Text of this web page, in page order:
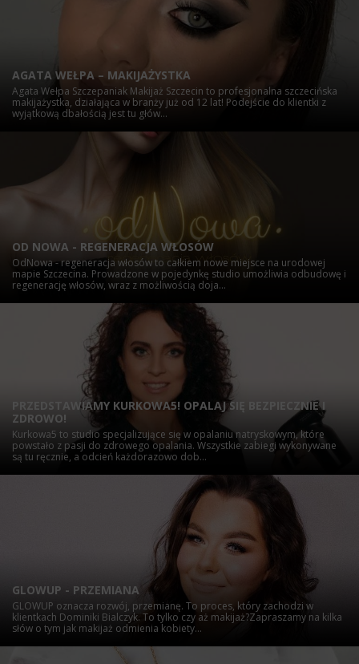
AGATA WEŁPA – MAKIJAŻYSTKA
Agata Wełpa Szczepaniak Makijaż Szczecin to profesjonalna szczecińska
makijażystka, działająca w branży już od 12 lat! Podejście do klientki z
wyjątkową dbałością jest tu głów...
OD NOWA - REGENERACJA WŁOSÓW
OdNowa - regeneracja włosów to całkiem nowe miejsce na urodowej
mapie Szczecina. Prowadzone w pojedynkę studio umożliwia odbudowę i
regenerację włosów, wraz z możliwością doja...
PRZEDSTAWIAMY KURKOWA5! OPALAJ SIĘ BEZPIECZNIE I
ZDROWO!
Kurkowa5 to studio specjalizujące się w opalaniu natryskowym, które
powstało z pasji do zdrowego opalania. Wszystkie zabiegi wykonywane
są tu ręcznie, a odcień każdorazowo dob...
GLOWUP - PRZEMIANA
GLOWUP oznacza rozwój, przemianę. To proces, który zachodzi w
klientkach Dominiki Bialczyk. To tylko czy aż makijaż?Zapraszamy na kilka
słów o tym jak makijaż odmienia kobiety...